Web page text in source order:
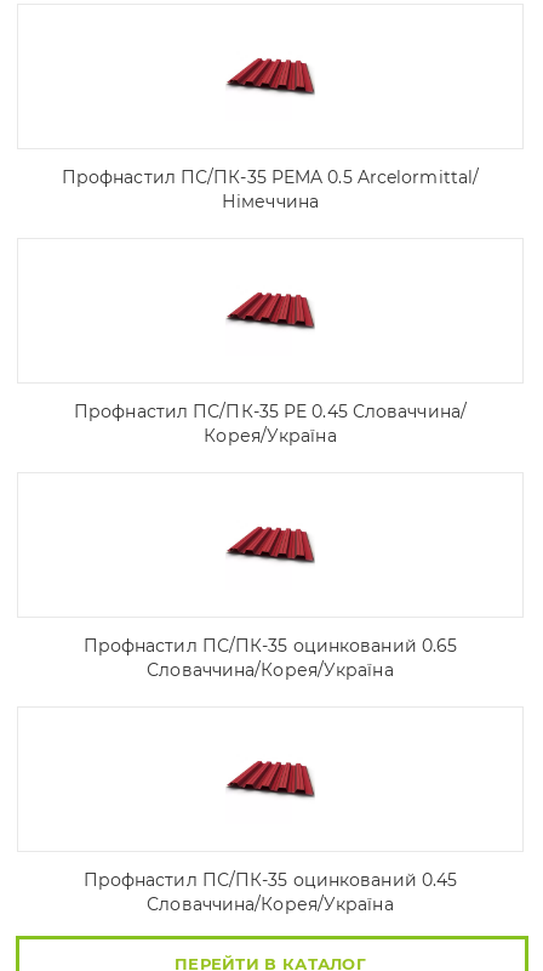
Профнастил ПС/ПК-35 PEMA 0.5 Arcelоrmittal/
Німеччина
Профнастил ПС/ПК-35 PE 0.45 Словаччина/
Корея/Україна
Профнастил ПС/ПК-35 оцинкований 0.65
Словаччина/Корея/Україна
Профнастил ПС/ПК-35 оцинкований 0.45
Словаччина/Корея/Україна
ПЕРЕЙТИ В КАТАЛОГ